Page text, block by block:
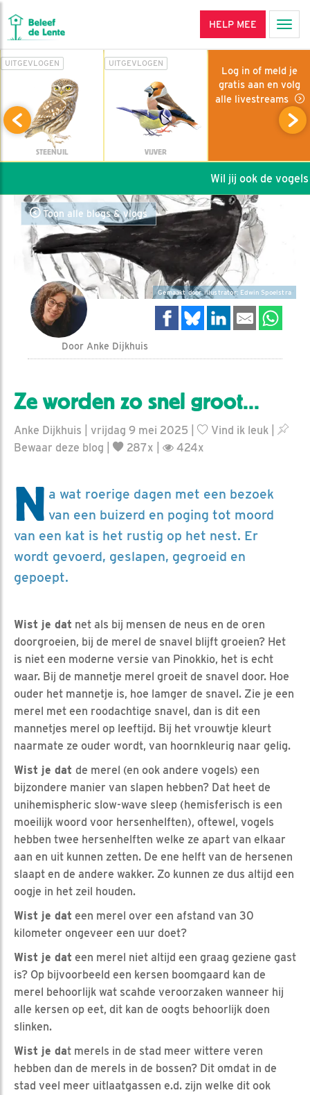
HELP MEE
UITGEVLOGEN
STEENUIL
UITGEVLOGEN
VIJVER
Log in of meld je
gratis aan en volg
alle livestreams
Wil jij ook de
Toon alle blogs & vlogs
Gemaakt door illustrator: Edwin Spoelstra
Door Anke Dijkhuis
Ze worden zo snel groot...
Anke Dijkhuis | vrijdag 9 mei 2025 | Vind ik leuk
Bewaar deze blog
287x | 424x
N a wat roerige dagen met een bezoek
van een buizerd en poging tot moord
van een kat is het rustig op het nest. Er
wordt gevoerd, geslapen, gegroeid en
gepoept.
Wist je dat net als bij mensen de neus en de oren
doorgroeien, bij de merel de snavel blijft groeien? Het
is niet een moderne versie van Pinokkio, het is echt
waar. Bij de mannetje merel groeit de snavel door. Hoe
ouder het mannetje is, hoe lamger de snavel. Zie je een
merel met een roodachtige snavel, dan is dit een
mannetjes merel op leeftijd. Bij het vrouwtje kleurt
naarmate ze ouder wordt, van hoornkleurig naar gelig.
Wist je dat de merel (en ook andere vogels) een
bijzondere manier van slapen hebben? Dat heet de
unihemispheric slow-wave sleep (hemisferisch is een
moeilijk woord voor hersenhelften), oftewel, vogels
hebben twee hersenhelften welke ze apart van elkaar
aan en uit kunnen zetten. De ene helft van de hersenen
slaapt en de andere wakker. Zo kunnen ze dus altijd een
oogje in het zeil houden.
Wist je dat een merel over een afstand van 30
kilometer ongeveer een uur doet?
Wist je dat een merel niet altijd een graag geziene gast
is? Op bijvoorbeeld een kersen boomgaard kan de
merel behoorlijk wat scahde veroorzaken wanneer hij
alle kersen op eet, dit kan de oogts behoorlijk doen
slinken.
Wist je dat merels in de stad meer wittere veren
hebben dan de merels in de bossen? Dit omdat in de
stad veel meer uitlaatgassen e.d. zijn welke dit ook